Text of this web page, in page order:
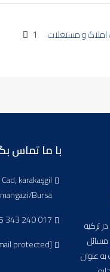
املاک و مستغلات 1
ترکیه
مسائل
عنوان
با ما تماس
karakaşgil
Bursa
343 240 017
protected]